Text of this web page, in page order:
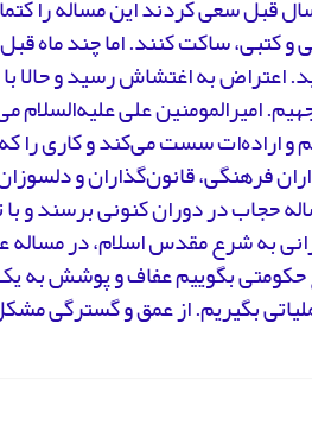
فرهنگی از 3-4سال قبل سعی کردند این
و کتبی، ساکت کنند. اما چند ماه
اعتراض به اغتشاش رسید و حالا
امیرالمومنین علی علیه‌السلام
و اراده‌ات سست مى‌کند و کاری را
فرهنگی، قانون‌گذاران و
حجاب در دوران کنونی برسند و
به شرع مقدس اسلام، در مساله
حکومتی بگوییم عفاف و پوشش به
بگیریم. از عمق و گسترگی